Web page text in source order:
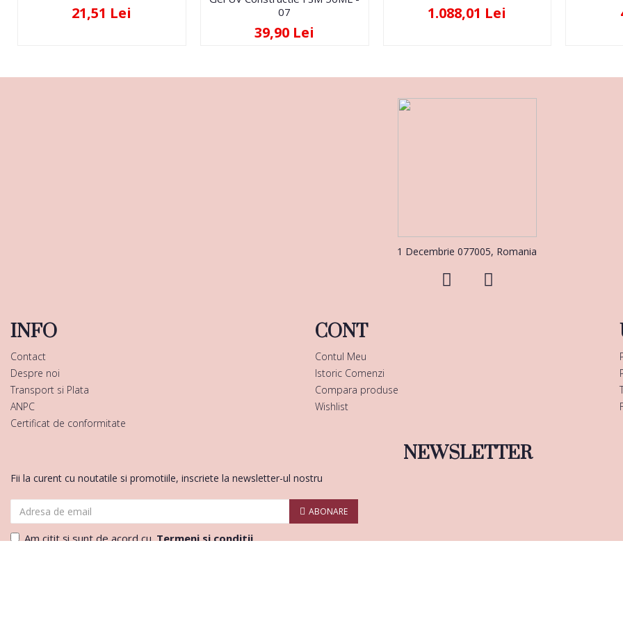
21,51 Lei
07
39,90 Lei
1.088,01 Lei
1 Decembrie 077005, Romania
INFO
Contact
Despre noi
Transport si Plata
ANPC
Certificat de conformitate
CONT
Contul Meu
Istoric Comenzi
Compara produse
Wishlist
NEWSLETTER
Fii la curent cu noutatile si promotiile, inscriete la newsletter-ul nostru
ABONARE
Am citit şi sunt de acord cuTermeni si conditii